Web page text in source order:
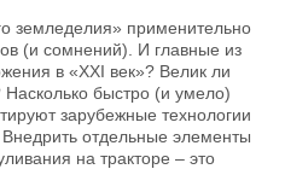
земледелия» применительно
(и сомнений). И главные из
в «ХХI век»? Велик ли
быстро (и умело)
зарубежные технологии
Внедрить отдельные элементы
на тракторе – это